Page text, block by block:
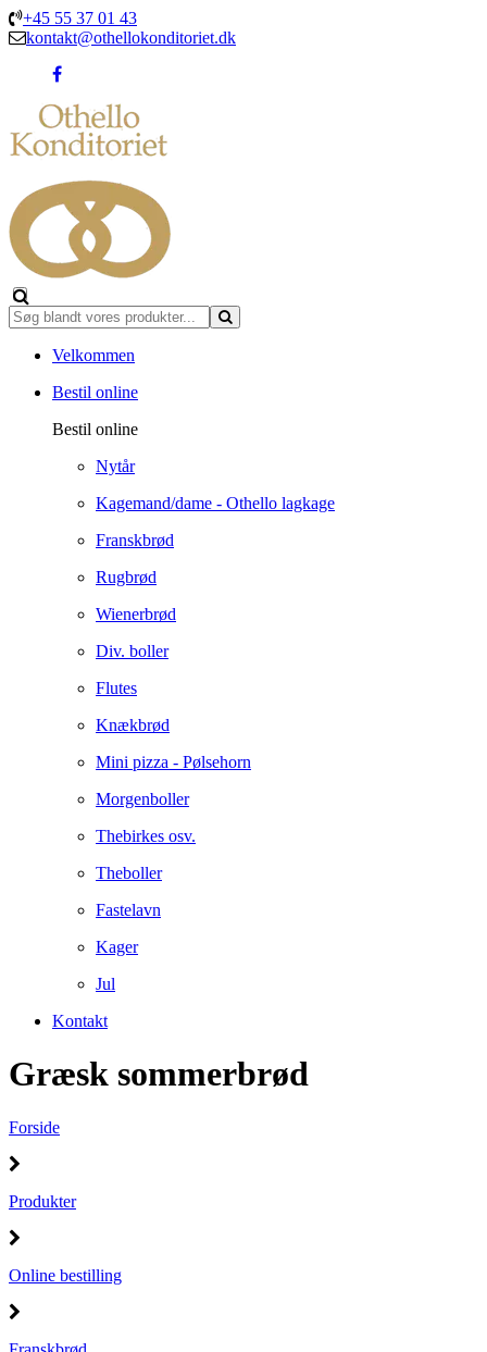
+45 55 37 01 43
kontakt@othellokonditoriet.dk
Velkommen
Bestil online
Bestil online
Nytår
Kagemand/dame - Othello lagkage
Franskbrød
Rugbrød
Wienerbrød
Div. boller
Flutes
Knækbrød
Mini pizza - Pølsehorn
Morgenboller
Thebirkes osv.
Theboller
Fastelavn
Kager
Jul
Kontakt
Græsk sommerbrød
Forside
Produkter
Online bestilling